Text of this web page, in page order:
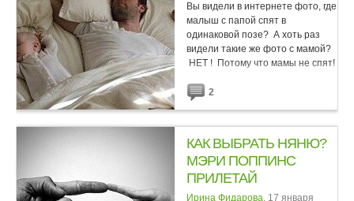
Вы видели в интернете фото, где
малыш с папой спят в
одинаковой позе? А хоть раз
видели такие же фото с мамой?
НЕТ ! Потому что мамы не спят!
2
КАК ВЫБРАТЬ НЯНЮ?
МЭРИ ПОППИНС
ПРИЛЕТАЙ
Ирина Фидарова, 17 января